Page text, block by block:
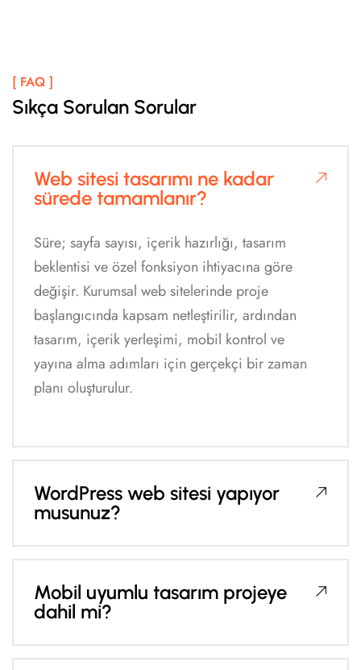
[ FAQ ]
Sıkça Sorulan Sorular
Web sitesi tasarımı ne kadar
sürede tamamlanır?
Süre; sayfa sayısı, içerik hazırlığı, tasarım
beklentisi ve özel fonksiyon ihtiyacına göre
değişir. Kurumsal web sitelerinde proje
başlangıcında kapsam netleştirilir, ardından
tasarım, içerik yerleşimi, mobil kontrol ve
yayına alma adımları için gerçekçi bir zaman
planı oluşturulur.
WordPress web sitesi yapıyor
musunuz?
Mobil uyumlu tasarım projeye
dahil mi?